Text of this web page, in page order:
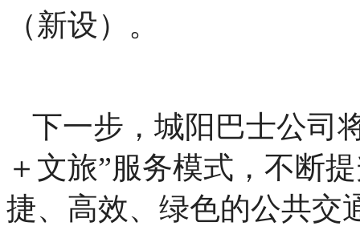
（新设）。
下一步，城阳巴士公司
＋文旅”服务模式，不断
捷、高效、绿色的公共交